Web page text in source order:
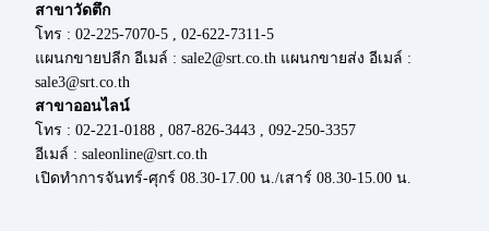
สาขาวัดตึก
โทร : 02-225-7070-5 , 02-622-7311-5
แผนกขายปลีก อีเมล์ : sale2@srt.co.th แผนกขายส่ง อีเมล์ :
sale3@srt.co.th
สาขาออนไลน์
โทร : 02-221-0188 , 087-826-3443 , 092-250-3357
อีเมล์ : saleonline@srt.co.th
เปิดทำการจันทร์-ศุกร์ 08.30-17.00 น./เสาร์ 08.30-15.00 น.